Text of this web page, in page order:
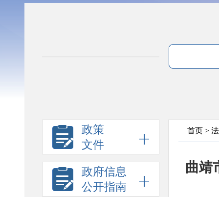
政策
文件
政府信息
公开指南
首页 >
曲靖